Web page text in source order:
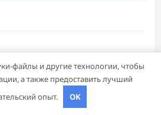
файлы и другие технологии, чтобы
а также предоставить лучший
опыт.
OK